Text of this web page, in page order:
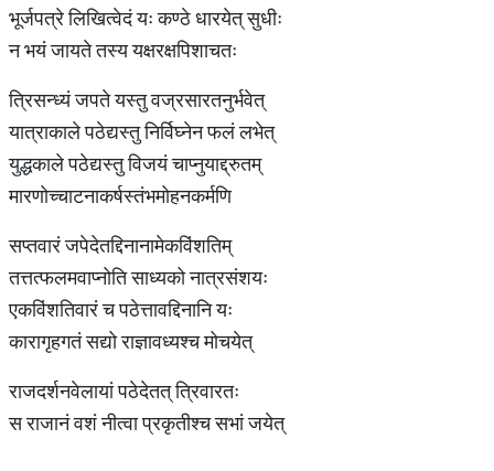
भूर्जपत्रे लिखित्वेदं यः कण्ठे धारयेत् सुधीः
न भयं जायते तस्य यक्षरक्षपिशाचतः
त्रिसन्ध्यं जपते यस्तु वज्रसारतनुर्भवेत्
यात्राकाले पठेद्यस्तु निर्विघ्नेन फलं लभेत्
युद्धकाले पठेद्यस्तु विजयं चाप्नुयाद्द्रुतम्
मारणोच्चाटनाकर्षस्तंभमोहनकर्मणि
सप्तवारं जपेदेतद्दिनानामेकविंशतिम्
तत्तत्फलमवाप्नोति साध्यको नात्रसंशयः
एकविंशतिवारं च पठेत्तावद्दिनानि यः
कारागृहगतं सद्यो राज्ञावध्यश्च मोचयेत्
राजदर्शनवेलायां पठेदेतत् त्रिवारतः
स राजानं वशं नीत्वा प्रकृतीश्च सभां जयेत्